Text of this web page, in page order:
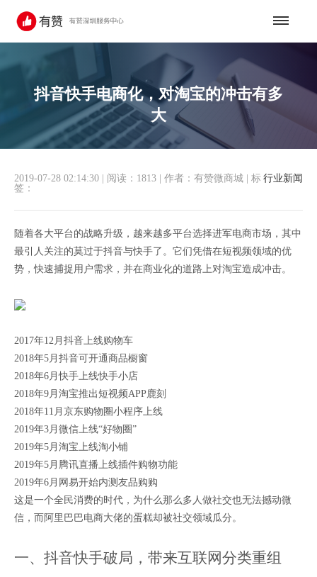
抖音快手电商化，对淘宝的冲击有多
大
行业新闻
2019-07-28 02:14:30 阅读：1813 作者：有赞微商城
标
签：
​随着各大平台的战略升级，越来越多平台选择进军电商市场，其中
最引人关注的莫过于抖音与快手了。它们凭借在短视频领域的优
势，快速捕捉用户需求，并在商业化的道路上对淘宝造成冲击。
2017年12月抖音上线购物车
2018年5月抖音可开通商品橱窗
2018年6月快手上线快手小店
2018年9月淘宝推出短视频APP鹿刻
2018年11月京东购物圈小程序上线
2019年3月微信上线“好物圈”
2019年5月淘宝上线淘小铺
2019年5月腾讯直播上线插件购物功能
2019年6月网易开始内测友品购购
这是一个全民消费的时代，为什么那么多人做社交也无法撼动微
信，而阿里巴巴电商大佬的蛋糕却被社交领域瓜分。
一、抖音快手破局，带来互联网分类重组